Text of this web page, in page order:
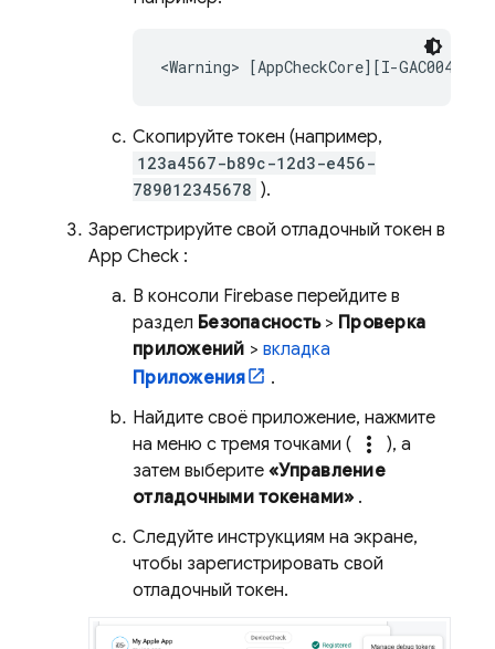
Скопируйте токен (например,
123a4567-b89c-12d3-e456-
789012345678 ).
Зарегистрируйте свой отладочный токен в
App Check :
В консоли Firebase перейдите в
раздел Безопасность> Проверка
приложений > вкладка
Приложения
.
Найдите своё приложение, нажмите
на меню с тремя точками (
more_vert
), а
затем выберите «Управление
отладочными токенами» .
Следуйте инструкциям на экране,
чтобы зарегистрировать свой
отладочный токен.